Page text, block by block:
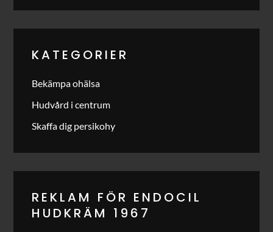
KATEGORIER
Bekämpa ohälsa
Hudvård i centrum
Skaffa dig persikohy
REKLAM FÖR ENDOCIL
HUDKRÄM 1967